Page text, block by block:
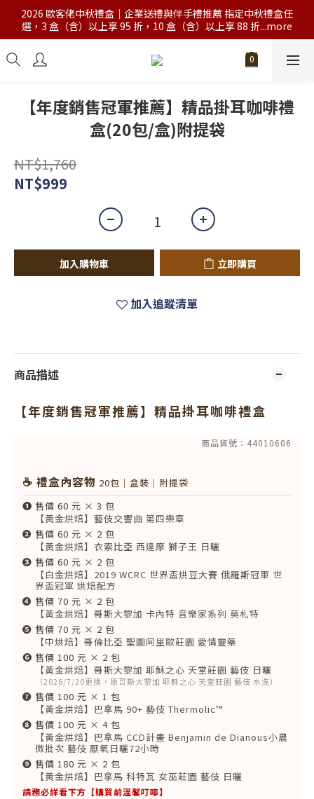
2026 歐客佬中秋禮盒｜企業送禮與伴手禮推薦 指定中秋禮盒任
選，3 盒（含）以上享 95 折，10 盒（含）以上享 88 折...more
【年度銷售冠軍推薦】精品掛耳咖啡禮
盒(20包/盒)附提袋
NT$1,760
NT$999
加入購物車 立即購買
加入追蹤清單
商品描述
【年度銷售冠軍推薦】精品掛耳咖啡禮盒
商品貨號：44010606
☕ 禮盒內容物 20包｜盒裝｜附提袋
❶ 售價 60 元 × 3 包
【黃金烘焙】藝伎交響曲 第四樂章
❷ 售價 60 元 × 2 包
【黃金烘焙】衣索比亞 西達摩 獅子王 日曬
❸ 售價 60 元 × 2 包
【白金烘焙】2019 WCRC 世界盃烘豆大賽 俄羅斯冠軍 世
界盃冠軍 烘焙配方
❹ 售價 70 元 × 2 包
【黃金烘焙】哥斯大黎加 卡內特 音樂家系列 莫札特
❺ 售價 70 元 × 2 包
【中烘焙】哥倫比亞 聖圖阿里歐莊園 愛情靈藥
❻ 售價 100 元 × 2 包
【黃金烘焙】哥斯大黎加 耶穌之心 天堂莊園 藝伎 日曬
（2026/7/20更換，原哥斯大黎加 耶穌之心 天堂莊園 藝伎 水洗）
❼ 售價 100 元 × 1 包
【黃金烘焙】巴拿馬 90+ 藝伎 Thermolic™
❽ 售價 100 元 × 4 包
【黃金烘焙】巴拿馬 CCD計畫 Benjamin de Dianous小農
微批次 藝伎 厭氧日曬72小時
❾ 售價 180 元 × 2 包
【黃金烘焙】巴拿馬 科特瓦 女巫莊園 藝伎 日曬
請務必詳看下方【購買前溫馨叮嚀】